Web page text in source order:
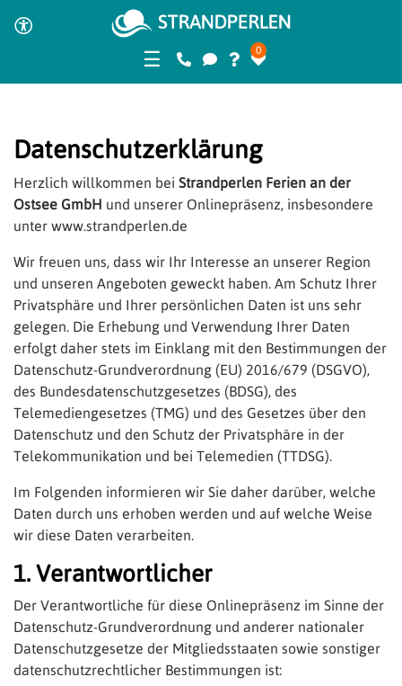
☰ 0
Datenschutzerklärung
Herzlich willkommen bei Strandperlen Ferien an der
Ostsee GmbH und unserer Onlinepräsenz, insbesondere
unter www.strandperlen.de
Wir freuen uns, dass wir Ihr Interesse an unserer Region
und unseren Angeboten geweckt haben. Am Schutz Ihrer
Privatsphäre und Ihrer persönlichen Daten ist uns sehr
gelegen. Die Erhebung und Verwendung Ihrer Daten
erfolgt daher stets im Einklang mit den Bestimmungen der
Datenschutz-Grundverordnung (EU) 2016/679 (DSGVO),
des Bundesdatenschutzgesetzes (BDSG), des
Telemediengesetzes (TMG) und des Gesetzes über den
Datenschutz und den Schutz der Privatsphäre in der
Telekommunikation und bei Telemedien (TTDSG).
Im Folgenden informieren wir Sie daher darüber, welche
Daten durch uns erhoben werden und auf welche Weise
wir diese Daten verarbeiten.
1. Verantwortlicher
Der Verantwortliche für diese Onlinepräsenz im Sinne der
Datenschutz-Grundverordnung und anderer nationaler
Datenschutzgesetze der Mitgliedsstaaten sowie sonstiger
datenschutzrechtlicher Bestimmungen ist: